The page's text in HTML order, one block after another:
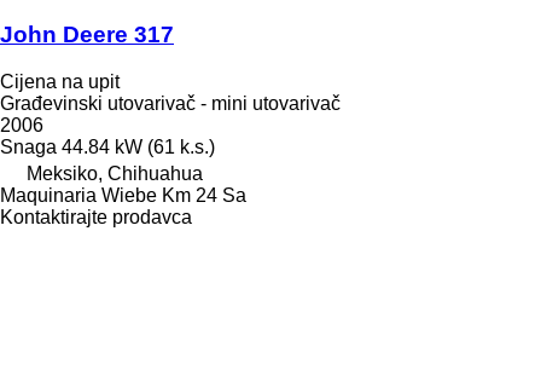
John Deere 317
Cijena na upit
Građevinski utovarivač - mini utovarivač
2006
Snaga 44.84 kW (61 k.s.)
Meksiko, Chihuahua
Maquinaria Wiebe Km 24 Sa
Kontaktirajte prodavca